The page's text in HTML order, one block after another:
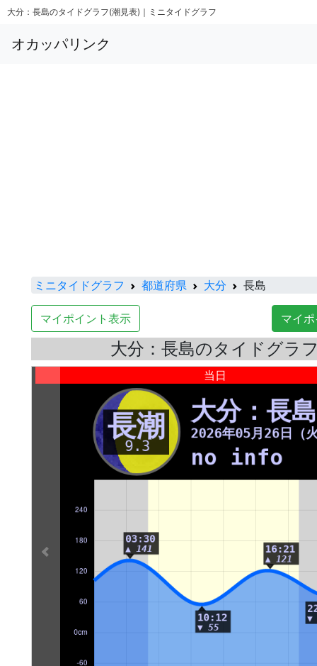
大分：長島のタイドグラフ(潮見表)｜ミニタイドグラフ
オカッパリンク
ミニタイドグラフ 都道府県 大分 長島
マイポイント表示 マイ
大分：長島のタイドグラ
当日